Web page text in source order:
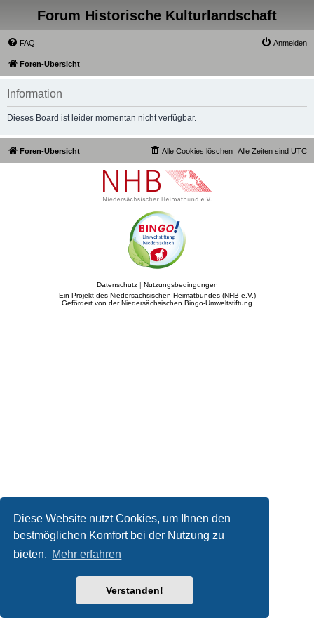
Diese Website nutzt Cookies, um Ihnen den
bestmöglichen Komfort bei der Nutzung zu
bieten. Mehr erfahren
Verstanden!
Forum Historische Kulturlandschaft
FAQ Anmelden
Foren-Übersicht
Information
Dieses Board ist leider momentan nicht verfügbar.
Foren-Übersicht Alle Zeiten sind UTC
Alle Cookies löschen
Datenschutz| Nutzungsbedingungen
Ein Projekt des Niedersächsischen Heimatbundes (NHB e.V.)
Gefördert von der Niedersächsischen Bingo-Umweltstiftung